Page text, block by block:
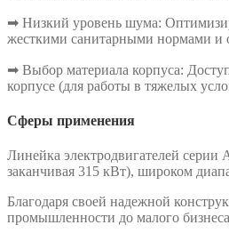
➡ Низкий уровень шума:
жесткими санитарными нормами и
➡ Выбор материала корпуса:
корпусе (для работы в тяжелых
Сферы применения
Линейка электродвигателей серии
заканчивая 315 кВт), широком
Благодаря своей надежной
промышленности до малого